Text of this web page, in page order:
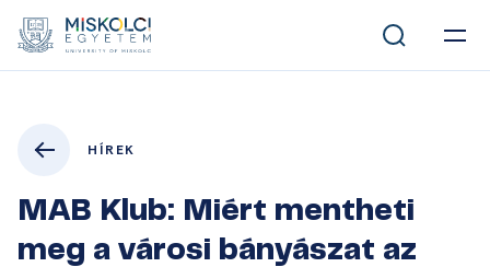
HÍREK
MAB Klub: Miért mentheti
meg a városi bányászat az